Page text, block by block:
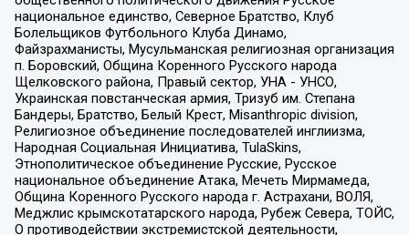
национальное единство, Северное Братство, Клуб
Болельщиков Футбольного Клуба Динамо,
Файзрахманисты, Мусульманская религиозная организация
п. Боровский, Община Коренного Русского народа
Щелковского района, Правый сектор, УНА - УНСО,
Украинская повстанческая армия, Тризуб им. Степана
Бандеры, Братство, Белый Крест, Misanthropic division,
Религиозное объединение последователей инглиизма,
Народная Социальная Инициатива, TulaSkins,
Этнополитическое объединение Русские, Русское
национальное объединение Атака, Мечеть Мирмамеда,
Община Коренного Русского народа г. Астрахани, ВОЛЯ,
Меджлис крымскотатарского народа, Рубеж Севера, ТОЙС,
О противодействии экстремистской деятельности,